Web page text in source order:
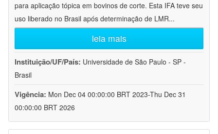
para aplicação tópica em bovinos de corte. Esta IFA teve seu
uso liberado no Brasil após determinação de LMR...
leia mais
Instituição/UF/País: Universidade de São Paulo - SP -
Brasil
Vigência: Mon Dec 04 00:00:00 BRT 2023-Thu Dec 31
00:00:00 BRT 2026